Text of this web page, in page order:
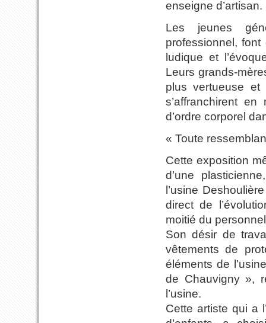
enseigne d’artisan.
Les jeunes
professionnel,
ludique et
Leurs grands-
plus vertueuse et
s’affranchirent
d’ordre corporel
« Toute
Cette exposition
d’une
l’usine
direct de
moitié du
Son désir de
vêtements de
éléments de
de Chauvigny »,
l’usine.
Cette artiste qui a